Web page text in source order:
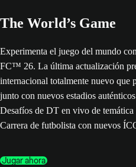
The World’s Game
Experimenta el juego del mundo
FC™ 26. La última actualización
internacional totalmente nuevo que
junto con nuevos estadios
Desafíos de DT en vivo de
Carrera de futbolista con nuevos
Jugar ahora